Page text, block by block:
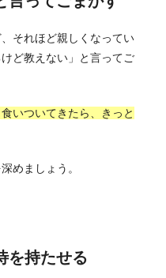
それほど親しくなってい
ど教えない」と言ってご
いついてきたら、きっと
めましょう。
を持たせる